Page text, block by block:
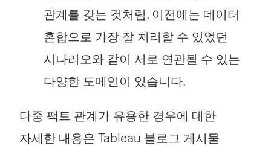
관계를 갖는 것처럼, 이전에는 데이터
혼합으로 가장 잘 처리할 수 있었던
시나리오와 같이 서로 연관될 수 있는
다양한 도메인이 있습니다.
다중 팩트 관계가 유용한 경우에 대한
자세한 내용은 Tableau 블로그 게시물